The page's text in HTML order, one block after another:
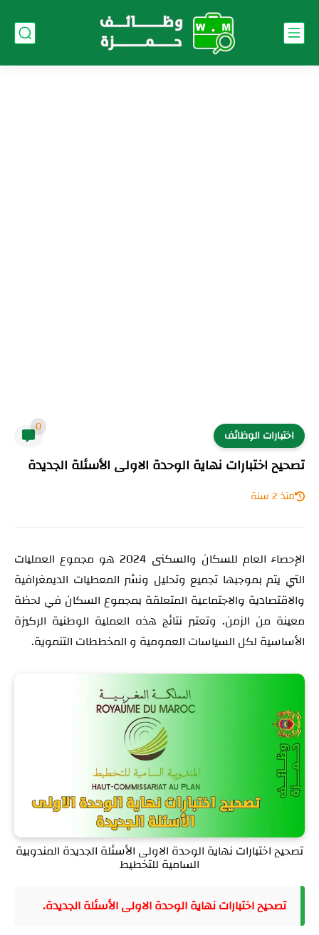
اختبارات الوظائف 0
تصحيح اختبارات نهاية الوحدة الاولى الأسئلة الجديدة
منذ 2 سنة
الإحصاء العام للسكان والسكنى 2024 هو مجموع العمليات
التي يتم بموجبها تجميع وتحليل ونشر المعطيات الديمغرافية
والاقتصادية والاجتماعية المتعلقة بمجموع السكان في لحظة
معينة من الزمن. وتعتبر نتائج هذه العملية الوطنية الركيزة
الأساسية لكل السياسات العمومية و المخططات التنموية.
تصحيح اختبارات نهاية الوحدة الاولى الأسئلة الجديدة المندوبية
السامية للتخطيط
تصحيح اختبارات نهاية الوحدة الاولى الأسئلة الجديدة.